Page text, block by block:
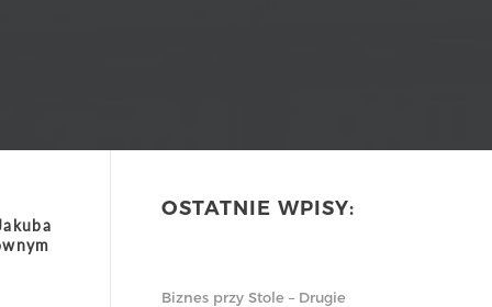
OSTATNIE WPISY:
Biznes przy Stole – Drugie